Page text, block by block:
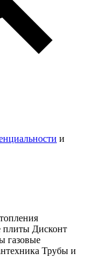
и
плиты Дисконт
газовые
Трубы и